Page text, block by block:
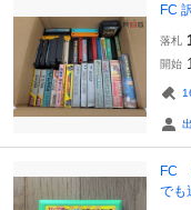
FC
落札
開始 1
FC
でも